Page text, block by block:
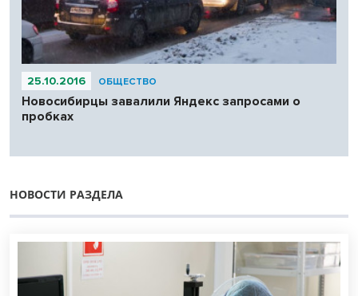
25.10.2016 ОБЩЕСТВО
Новосибирцы завалили Яндекс запросами о
пробках
НОВОСТИ РАЗДЕЛА